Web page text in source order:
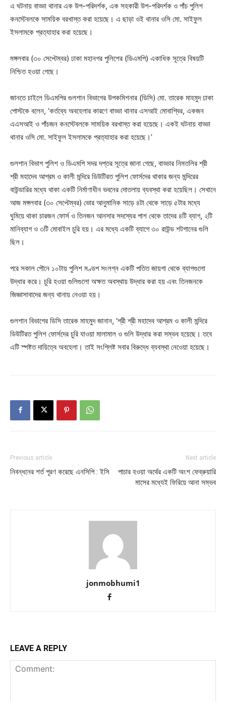
এ ঘটনায় বাড্ডা থানার এক উপ-পরিদর্শক, এক সহকারী উপ-পরিদর্শক ও পাঁচ পুলিশ
কনস্টেবলকে সাময়িক বরখাস্ত করা হয়েছে। এ ছাড়া ওই থানার ওসি মো. সাইফুল
ইসলামকে প্রত্যাহার করা হয়েছে।
মঙ্গলবার (৩০ সেপ্টেম্বর) ঢাকা মহানগর পুলিশের (ডিএমপি) একাধিক সূত্রে বিষয়টি
নিশ্চিত হওয়া গেছে।
জানতে চাইলে ডিএমপির গুলশান বিভাগের উপকমিশনার (ডিসি) মো. তারেক মাহমুদ ঢাকা
পোস্টকে বলেন, ‘কর্তব্যে অবহেলার কারণে বাড্ডা থানার এসআই মোবাশ্বির, একজন
এএসআই ও পাঁচজন কনস্টেবলকে সাময়িক বরখাস্ত করা হয়েছে। একই ঘটনায় বাড্ডা
থানার ওসি মো. সাইফুল ইসলামকে প্রত্যাহার করা হয়েছে।’
গুলশান বিভাগ পুলিশ ও ডিএমপি সদর দপ্তর সূত্রে জানা গেছে, বাড্ডার নিমতলির শ্রী
শ্রী মহাদেব আশ্রম ও কালী মন্দিরে ডিউটিরত পুলিশ ফোর্সদের থাকার জন্য মন্দিরের
বাউন্ডারির মধ্যে থাকা একটি নির্মাণাধীন ভবনের দোতলায় ব্যবস্থা করা হয়েছিল। সেখানে
আজ মঙ্গলবার (৩০ সেপ্টেম্বর) ভোর আনুমানিক সাড়ে ৪টা থেকে সাড়ে ৫টার মধ্যে
ঘুমিয়ে থাকা চারজন ফোর্স ও তিনজন আনসার সদস্যের পাশ থেকে তাদের ৪টি ব্যাগ, ২টি
মানিব্যাগ ও ৩টি মোবাইল চুরি হয়। এর মধ্যে একটি ব্যাগে ৩০ রাউন্ড শটগানের গুলি
ছিল।
পরে সকাল পৌনে ১০টায় পুলিশ মণ্ডপ সংলগ্ন একটি পতিত জায়গা থেকে ব্যাগগুলো
উদ্ধার করে। চুরি হওয়া গুলিগুলো অক্ষত অবস্থায় উদ্ধার করা হয় এবং তিনজনকে
জিজ্ঞাসাবাদের জন্য থানায় নেওয়া হয়।
গুলশান বিভাগের ডিসি তারেক মাহমুদ জানান, ‘শ্রী শ্রী মহাদেব আশ্রম ও কালী মন্দিরে
ডিউটিরত পুলিশ ফোর্সদের চুরি যাওয়া মালামাল ও গুলি উদ্ধার করা সম্ভব হয়েছে। তবে
এটি স্পষ্টত দায়িত্বে অবহেলা। তাই সংশ্লিষ্ট সবার বিরুদ্ধে ব্যবস্থা নেওেয়া হয়েছে।
Previous article
নিবন্ধনের শর্ত পূরণ করেছে এনসিপি : ইসি
Next article
পাচার হওয়া অর্থের একটি অংশ ফেব্রুয়ারি
মাসের মধ্যেই ফিরিয়ে আনা সম্ভব
jonmobhumi1
LEAVE A REPLY